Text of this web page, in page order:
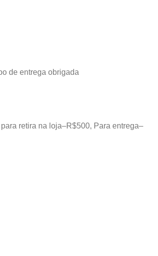
de entrega obrigada
retira na loja–R$500, Para entrega–